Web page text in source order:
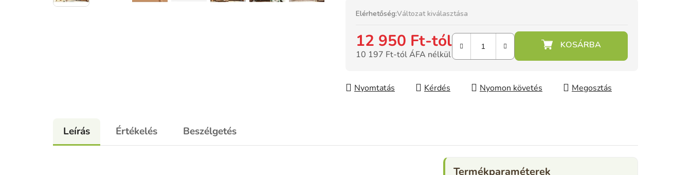
Elérhetőség:Változat kiválasztása
12 950 Ft-tól
10 197 Ft-tól ÁFA nélkül
Nyomtatás
Kérdés Nyomon követés Megosztás
Leírás Értékelés Beszélgetés